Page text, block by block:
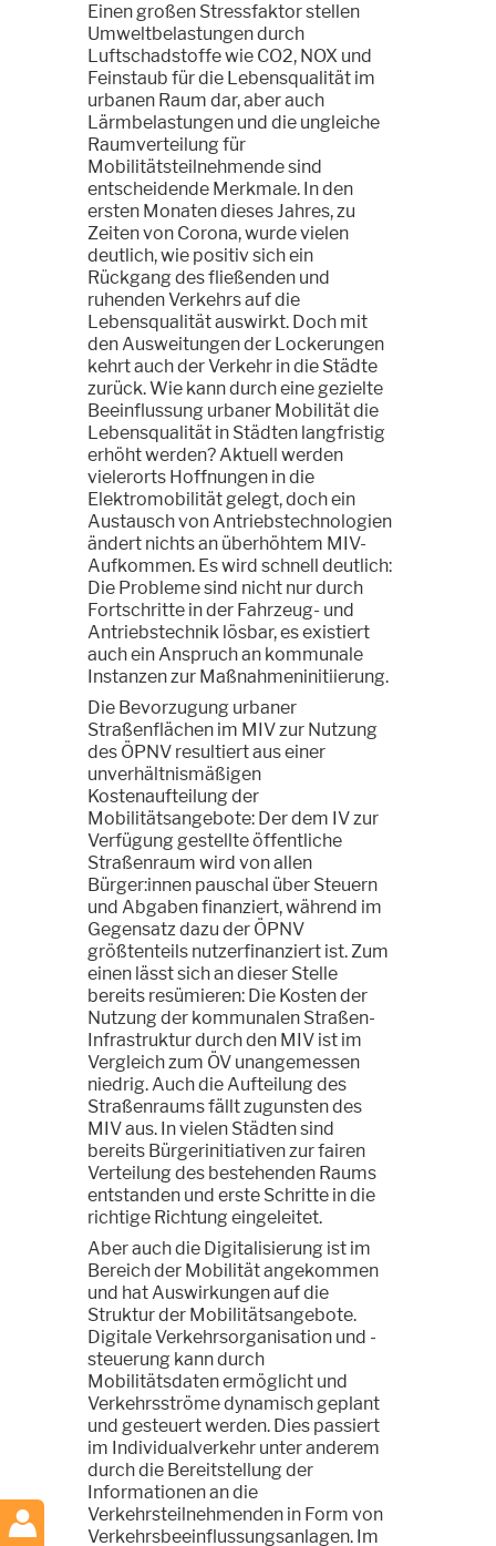
Einen großen Stressfaktor stellen
Umweltbelastungen durch
Luftschadstoffe wie CO2, NOX und
Feinstaub für die Lebensqualität im
urbanen Raum dar, aber auch
Lärmbelastungen und die ungleiche
Raumverteilung für
Mobilitätsteilnehmende sind
entscheidende Merkmale. In den
ersten Monaten dieses Jahres, zu
Zeiten von Corona, wurde vielen
deutlich, wie positiv sich ein
Rückgang des fließenden und
ruhenden Verkehrs auf die
Lebensqualität auswirkt. Doch mit
den Ausweitungen der Lockerungen
kehrt auch der Verkehr in die Städte
zurück. Wie kann durch eine gezielte
Beeinflussung urbaner Mobilität die
Lebensqualität in Städten langfristig
erhöht werden? Aktuell werden
vielerorts Hoffnungen in die
Elektromobilität gelegt, doch ein
Austausch von Antriebstechnologien
ändert nichts an überhöhtem MIV-
Aufkommen. Es wird schnell deutlich:
Die Probleme sind nicht nur durch
Fortschritte in der Fahrzeug- und
Antriebstechnik lösbar, es existiert
auch ein Anspruch an kommunale
Instanzen zur Maßnahmeninitiierung.
Die Bevorzugung urbaner
Straßenflächen im MIV zur Nutzung
des ÖPNV resultiert aus einer
unverhältnismäßigen
Kostenaufteilung der
Mobilitätsangebote: Der dem IV zur
Verfügung gestellte öffentliche
Straßenraum wird von allen
Bürger:innen pauschal über Steuern
und Abgaben finanziert, während im
Gegensatz dazu der ÖPNV
größtenteils nutzerfinanziert ist. Zum
einen lässt sich an dieser Stelle
bereits resümieren: Die Kosten der
Nutzung der kommunalen Straßen-
Infrastruktur durch den MIV ist im
Vergleich zum ÖV unangemessen
niedrig. Auch die Aufteilung des
Straßenraums fällt zugunsten des
MIV aus. In vielen Städten sind
bereits Bürgerinitiativen zur fairen
Verteilung des bestehenden Raums
entstanden und erste Schritte in die
richtige Richtung eingeleitet.
Aber auch die Digitalisierung ist im
Bereich der Mobilität angekommen
und hat Auswirkungen auf die
Struktur der Mobilitätsangebote.
Digitale Verkehrsorganisation und -
steuerung kann durch
Mobilitätsdaten ermöglicht und
Verkehrsströme dynamisch geplant
und gesteuert werden. Dies passiert
im Individualverkehr unter anderem
durch die Bereitstellung der
Informationen an die
Verkehrsteilnehmenden in Form von
Verkehrsbeeinflussungsanlagen. Im